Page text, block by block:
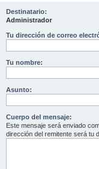
Destinatario:
Administrador
Tu dirección de correo
Tu nombre:
Asunto:
Cuerpo del mensaje:
Este mensaje será enviado
dirección del remitente será tu